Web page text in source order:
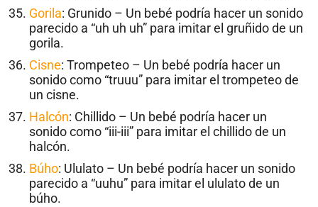
Gorila: Grunido – Un bebé podría hacer un sonido
parecido a “uh uh uh” para imitar el gruñido de un
gorila.
Cisne: Trompeteo – Un bebé podría hacer un
sonido como “truuu” para imitar el trompeteo de
un cisne.
Halcón: Chillido – Un bebé podría hacer un
sonido como “iii-iii” para imitar el chillido de un
halcón.
Búho: Ululato – Un bebé podría hacer un sonido
parecido a “uuhu” para imitar el ululato de un
búho.